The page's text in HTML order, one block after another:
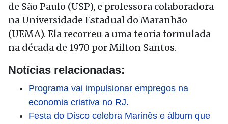
de São Paulo (USP), e professora colaboradora
na Universidade Estadual do Maranhão
(UEMA). Ela recorreu a uma teoria formulada
na década de 1970 por Milton Santos.
Notícias relacionadas:
Programa vai impulsionar empregos na
economia criativa no RJ.
Festa do Disco celebra Marinês e álbum que